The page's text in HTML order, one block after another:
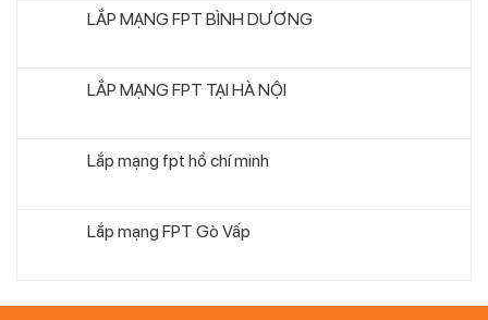
LẮP MẠNG FPT BÌNH DƯƠNG
LẮP MẠNG FPT TẠI HÀ NỘI
Lắp mạng fpt hồ chí minh
Lắp mạng FPT Gò Vấp